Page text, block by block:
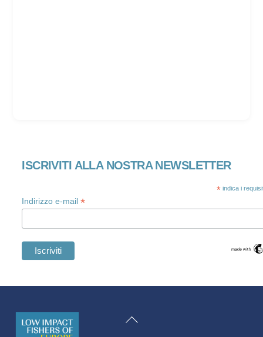
ISCRIVITI ALLA NOSTRA NEWSLETTER
* indica i
Indirizzo e-mail*
Torna
Swedish